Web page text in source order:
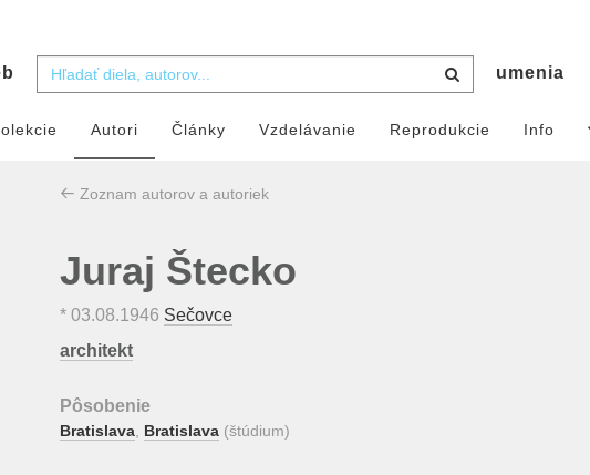
umenia
Autori Články Vzdelávanie Reprodukcie Info
Zoznam autorov a autoriek
Juraj Štecko
* 03.08.1946 Sečovce
architekt
Pôsobenie
Bratislava, Bratislava (štúdium)